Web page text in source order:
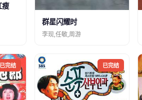
瘦
群星闪耀时
李现,任敏,周游
已完结 已完结